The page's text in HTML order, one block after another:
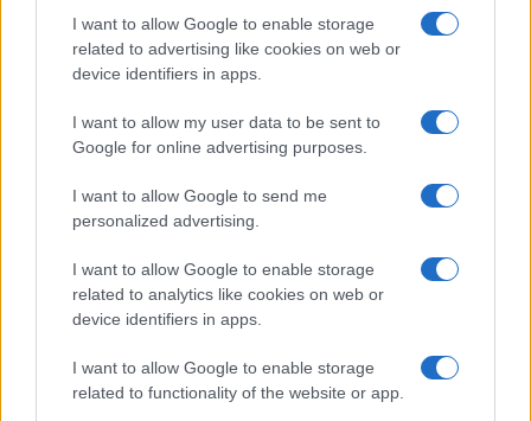
I want to allow Google to enable storage
related to advertising like cookies on web or
device identifiers in apps.
I want to allow my user data to be sent to
Google for online advertising purposes.
I want to allow Google to send me
personalized advertising.
I want to allow Google to enable storage
related to analytics like cookies on web or
device identifiers in apps.
I want to allow Google to enable storage
related to functionality of the website or app.
LIFESTYLE
Magna Pars Milano: un’esperienza olfattiva unica in un
ex stabilimento di profumi